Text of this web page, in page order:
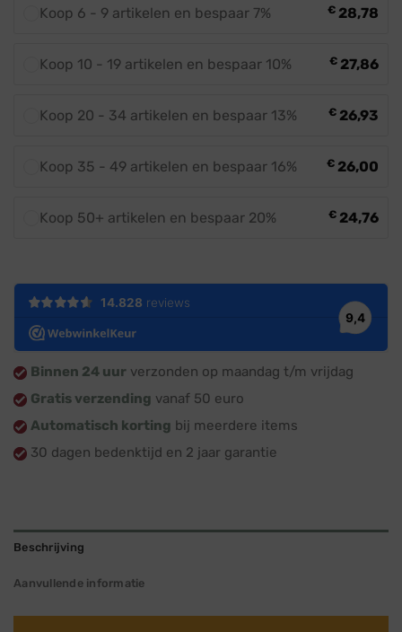
Koop 6 - 9 artikelen en bespaar 7% € 28,78
Koop 10 - 19 artikelen en bespaar 10% € 27,86
Koop 20 - 34 artikelen en bespaar 13% € 26,93
Koop 35 - 49 artikelen en bespaar 16% € 26,00
Koop 50+ artikelen en bespaar 20% € 24,76
Binnen 24 uur verzonden op maandag t/m vrijdag
Gratis verzending vanaf 50 euro
Automatisch korting bij meerdere items
30 dagen bedenktijd en 2 jaar garantie
Beschrijving
Aanvullende informatie